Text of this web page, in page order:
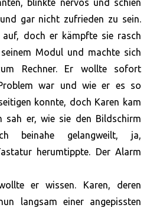
blinkte nervös und schien
gar nicht zufrieden zu sein.
doch er kämpfte sie rasch
Modul und machte sich
Rechner. Er wollte sofort
war und wie er es so
konnte, doch Karen kam
sah er, wie sie den Bildschirm
beinahe gelangweilt, ja,
herumtippte. Der Alarm
er wissen. Karen, deren
langsam einer angepissten